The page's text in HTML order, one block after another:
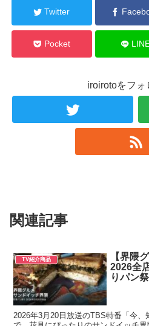
Twitter
Pocket
iroirotoをフォ
関連記事
TV紹介商品
【界隈
2026全
りパン
2026年3月20日放送のTBS特番「今、